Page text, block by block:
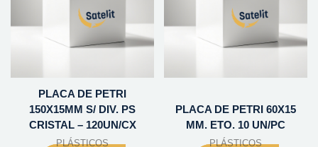
PLACA DE PETRI
150X15MM S/ DIV. PS
CRISTAL – 120UN/CX
PLÁSTICOS
PLACA DE PETRI 60X15
MM. ETO. 10 UN/PC
PLÁSTICOS